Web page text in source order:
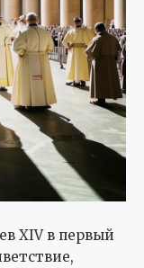
XIV в первый